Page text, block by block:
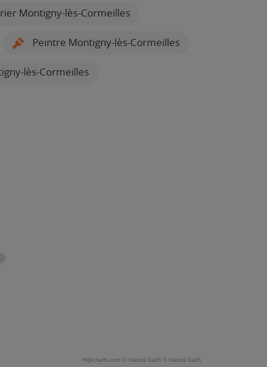
Montigny-lès-Cormeilles
Peintre Montigny-lès-Cormeilles
lès-Cormeilles
Highcharts.com © Natural Earth © Natural Earth